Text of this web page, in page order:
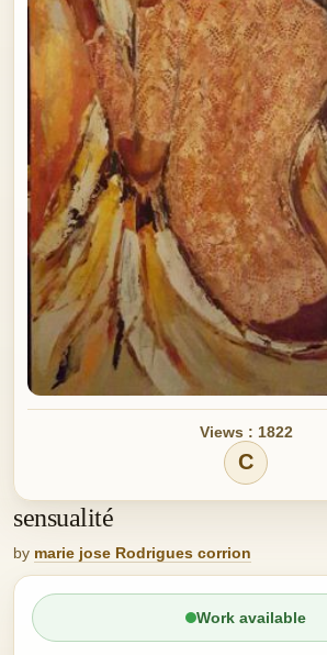
Views : 1822
C
sensualité
by marie jose Rodrigues corrion
Work available